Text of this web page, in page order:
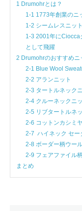
1 Drumohrとは？
1-1 1773年創業のニ
1-2 シームレスニッ
1-3 2001年にCiocca
として飛躍
2 Drumohrのおすすめニ
2-1 Blue Wool
2-2 アランニット
2-3 タートルネック
2-4 クルーネックニ
2-5 リブタートルネ
2-6 コットンカシミ
2-7 ハイネック セー
2-8 ボーダー柄ウー
2-9 フェアファイル
まとめ